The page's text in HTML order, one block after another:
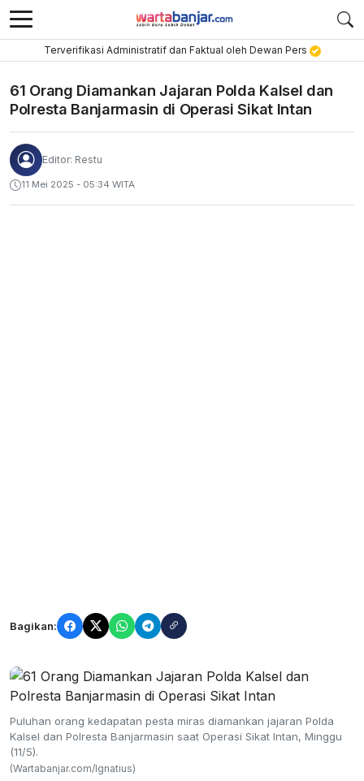
Terverifikasi Administratif dan Faktual oleh Dewan Pers
61 Orang Diamankan Jajaran Polda Kalsel dan
Polresta Banjarmasin di Operasi Sikat Intan
Editor: Restu
11 Mei 2025 - 05:34 WITA
Bagikan:
Puluhan orang kedapatan pesta miras diamankan jajaran Polda
Kalsel dan Polresta Banjarmasin saat Operasi Sikat Intan, Minggu
(11/5).
(Wartabanjar.com/Ignatius)